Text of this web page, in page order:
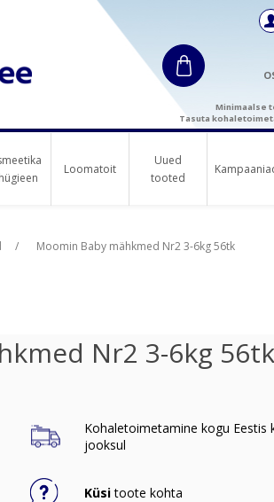
Minimaalse
Tasuta
Loomatoit
Uued
tooted
/ Moomin Baby mähkmed Nr2 3-6kg 56tk
Nr2 3-6kg 56tk
Kohaletoimetamine kogu Eestis
jooksul
Küsitoote kohta